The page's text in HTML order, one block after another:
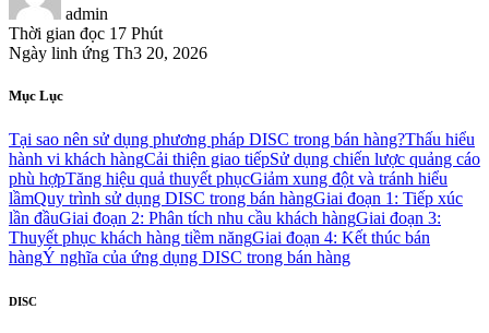
admin
Thời gian đọc 17 Phút
Ngày linh ứng Th3 20, 2026
Mục Lục
Tại sao nên sử dụng phương pháp DISC trong bán hàng?Thấu hiểu
hành vi khách hàngCải thiện giao tiếpSử dụng chiến lược quảng cáo
phù hợpTăng hiệu quả thuyết phụcGiảm xung đột và tránh hiểu
lầmQuy trình sử dụng DISC trong bán hàngGiai đoạn 1: Tiếp xúc
lần đầuGiai đoạn 2: Phân tích nhu cầu khách hàngGiai đoạn 3:
Thuyết phục khách hàng tiềm năngGiai đoạn 4: Kết thúc bán
hàngÝ nghĩa của ứng dụng DISC trong bán hàng
DISC